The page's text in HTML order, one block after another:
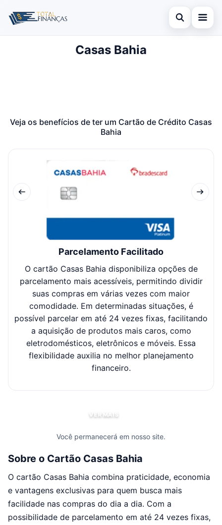
Abrir busca
Casas Bahia
Veja os benefícios de ter um Cartão de Crédito Casas
Bahia
Parcelamento Facilitado
O cartão Casas Bahia disponibiliza opções de
parcelamento mais acessíveis, permitindo dividir
suas compras em várias vezes com maior
comodidade. Em determinadas situações, é
possível parcelar em até 24 vezes fixas, facilitando
a aquisição de produtos mais caros, como
eletrodomésticos, eletrônicos e móveis. Essa
flexibilidade auxilia no melhor planejamento
financeiro.
VER MAIS
Você permanecerá em nosso site.
Sobre o Cartão Casas Bahia
O cartão Casas Bahia combina praticidade, economia
e vantagens exclusivas para quem busca mais
facilidade nas compras do dia a dia. Com a
possibilidade de parcelamento em até 24 vezes fixas,